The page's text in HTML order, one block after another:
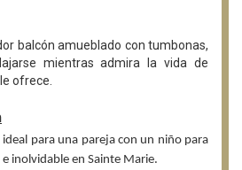
balcón amueblado con tumbonas,
mientras admira la vida de
ofrece.
ideal para una pareja con un niño para
e inolvidable en Sainte Marie.